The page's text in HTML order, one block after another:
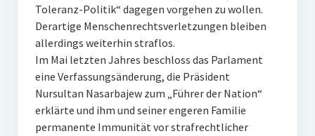
Toleranz-Politik“ dagegen vorgehen zu wollen.
Derartige Menschenrechtsverletzungen bleiben
allerdings weiterhin straflos.
Im Mai letzten Jahres beschloss das Parlament
eine Verfassungsänderung, die Präsident
Nursultan Nasarbajew zum „Führer der Nation“
erklärte und ihm und seiner engeren Familie
permanente Immunität vor strafrechtlicher